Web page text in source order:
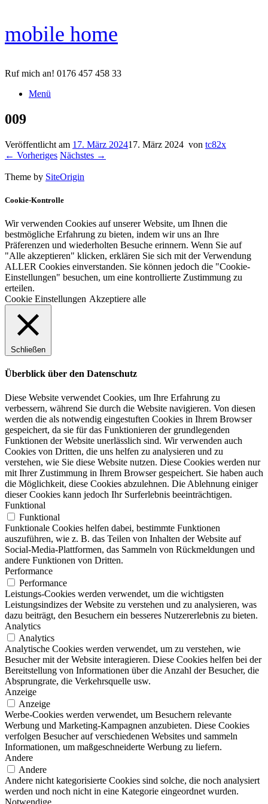
Inhalt
springen
mobile home
Ruf mich an! 0176 457 458 33
Menü
009
Veröffentlicht am 17. März 202417. März 2024 von tc82x
← Vorheriges Nächstes →
Theme by SiteOrigin
Cookie-Kontrolle
Wir verwenden Cookies auf unserer Website, um Ihnen die
bestmögliche Erfahrung zu bieten, indem wir uns an Ihre
Präferenzen und wiederholten Besuche erinnern. Wenn Sie auf
"Alle akzeptieren" klicken, erklären Sie sich mit der Verwendung
ALLER Cookies einverstanden. Sie können jedoch die "Cookie-
Einstellungen" besuchen, um eine kontrollierte Zustimmung zu
erteilen.
Cookie Einstellungen Akzeptiere alle
Schließen
Überblick über den Datenschutz
Diese Website verwendet Cookies, um Ihre Erfahrung zu
verbessern, während Sie durch die Website navigieren. Von diesen
werden die als notwendig eingestuften Cookies in Ihrem Browser
gespeichert, da sie für das Funktionieren der grundlegenden
Funktionen der Website unerlässlich sind. Wir verwenden auch
Cookies von Dritten, die uns helfen zu analysieren und zu
verstehen, wie Sie diese Website nutzen. Diese Cookies werden nur
mit Ihrer Zustimmung in Ihrem Browser gespeichert. Sie haben auch
die Möglichkeit, diese Cookies abzulehnen. Die Ablehnung einiger
dieser Cookies kann jedoch Ihr Surferlebnis beeinträchtigen.
Funktional
Funktional
Funktionale Cookies helfen dabei, bestimmte Funktionen
auszuführen, wie z. B. das Teilen von Inhalten der Website auf
Social-Media-Plattformen, das Sammeln von Rückmeldungen und
andere Funktionen von Dritten.
Performance
Performance
Leistungs-Cookies werden verwendet, um die wichtigsten
Leistungsindizes der Website zu verstehen und zu analysieren, was
dazu beiträgt, den Besuchern ein besseres Nutzererlebnis zu bieten.
Analytics
Analytics
Analytische Cookies werden verwendet, um zu verstehen, wie
Besucher mit der Website interagieren. Diese Cookies helfen bei der
Bereitstellung von Informationen über die Anzahl der Besucher, die
Absprungrate, die Verkehrsquelle usw.
Anzeige
Anzeige
Werbe-Cookies werden verwendet, um Besuchern relevante
Werbung und Marketing-Kampagnen anzubieten. Diese Cookies
verfolgen Besucher auf verschiedenen Websites und sammeln
Informationen, um maßgeschneiderte Werbung zu liefern.
Andere
Andere
Andere nicht kategorisierte Cookies sind solche, die noch analysiert
werden und noch nicht in eine Kategorie eingeordnet wurden.
Notwendige